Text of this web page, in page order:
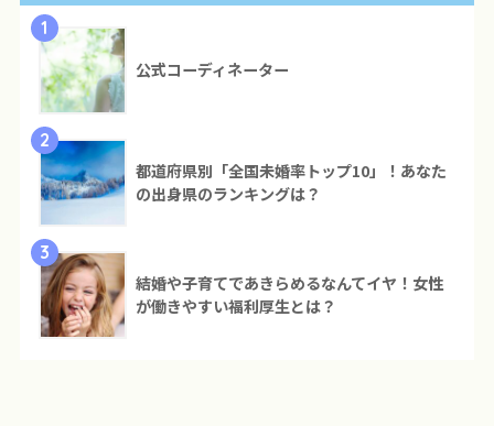
1
公式コーディネーター
2
都道府県別「全国未婚率トップ10」！あなた
の出身県のランキングは？
3
結婚や子育てであきらめるなんてイヤ！女性
が働きやすい福利厚生とは？